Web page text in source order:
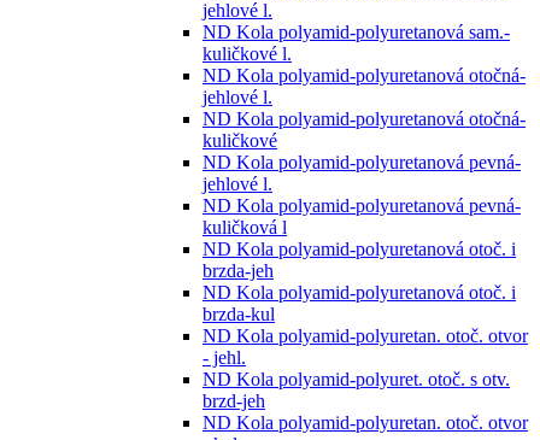
jehlové l.
ND Kola polyamid-polyuretanová sam.-
kuličkové l.
ND Kola polyamid-polyuretanová otočná-
jehlové l.
ND Kola polyamid-polyuretanová otočná-
kuličkové
ND Kola polyamid-polyuretanová pevná-
jehlové l.
ND Kola polyamid-polyuretanová pevná-
kuličková l
ND Kola polyamid-polyuretanová otoč. i
brzda-jeh
ND Kola polyamid-polyuretanová otoč. i
brzda-kul
ND Kola polyamid-polyuretan. otoč. otvor
- jehl.
ND Kola polyamid-polyuret. otoč. s otv.
brzd-jeh
ND Kola polyamid-polyuretan. otoč. otvor